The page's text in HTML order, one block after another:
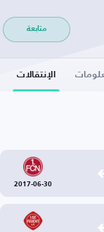
متابعة
الإنتقالات
2017-06-30